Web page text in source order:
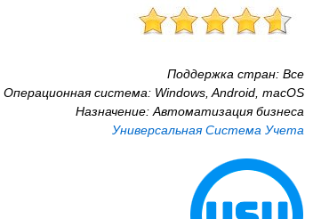
Поддержка стран: Все
Операционная система: Windows, Android, macOS
Назначение: Автоматизация бизнеса
Универсальная Система Учета